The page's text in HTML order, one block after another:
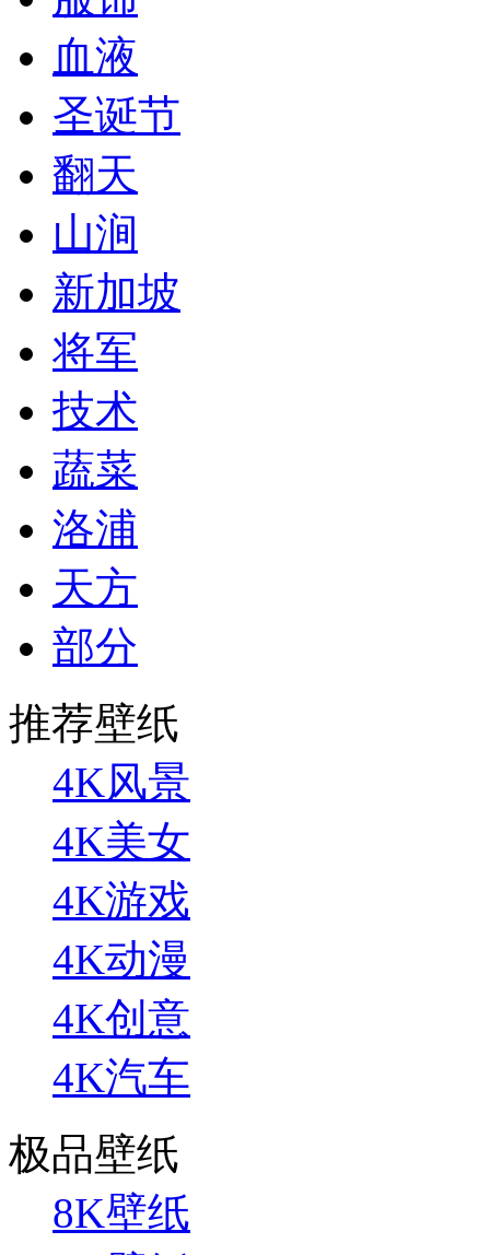
血液
圣诞节
翻天
山涧
新加坡
将军
技术
蔬菜
洛浦
天方
部分
推荐壁纸
4K风景
4K美女
4K游戏
4K动漫
4K创意
4K汽车
极品壁纸
8K壁纸